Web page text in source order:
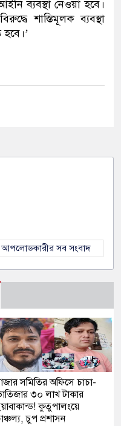
ব্যবস্থা নেওয়া হবে।
শাস্তিমূলক ব্যবস্থা
হবে।’
আপলোডকারীর সব সংবাদ
সমিতির অফিসে চাচা-
৩০ লাখ টাকার
কুতুপালংয়ে
চুপ প্রশাসন